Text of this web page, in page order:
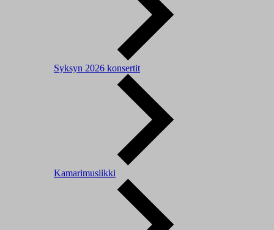
Syksyn 2026 konsertit
Kamarimusiikki